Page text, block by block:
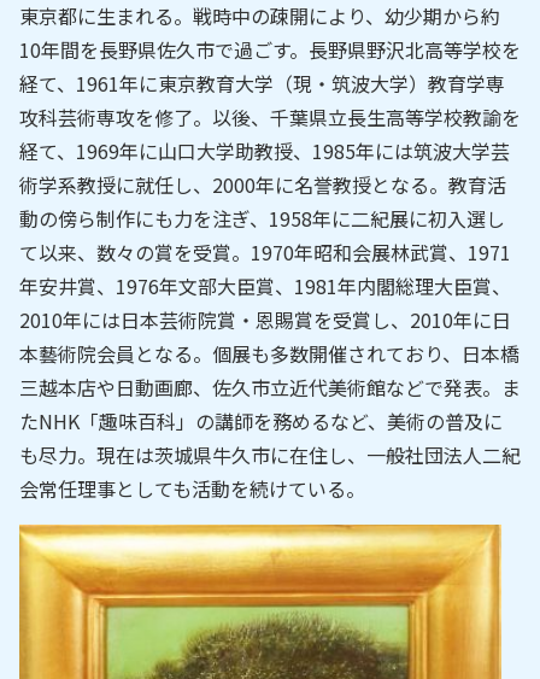
東京都に生まれる。戦時中の疎開により、幼少期から約
10年間を長野県佐久市で過ごす。長野県野沢北高等学校を
経て、1961年に東京教育大学（現・筑波大学）教育学専
攻科芸術専攻を修了。以後、千葉県立長生高等学校教諭を
経て、1969年に山口大学助教授、1985年には筑波大学芸
術学系教授に就任し、2000年に名誉教授となる。教育活
動の傍ら制作にも力を注ぎ、1958年に二紀展に初入選し
て以来、数々の賞を受賞。1970年昭和会展林武賞、1971
年安井賞、1976年文部大臣賞、1981年内閣総理大臣賞、
2010年には日本芸術院賞・恩賜賞を受賞し、2010年に日
本藝術院会員となる。個展も多数開催されており、日本橋
三越本店や日動画廊、佐久市立近代美術館などで発表。ま
たNHK「趣味百科」の講師を務めるなど、美術の普及に
も尽力。現在は茨城県牛久市に在住し、一般社団法人二紀
会常任理事としても活動を続けている。